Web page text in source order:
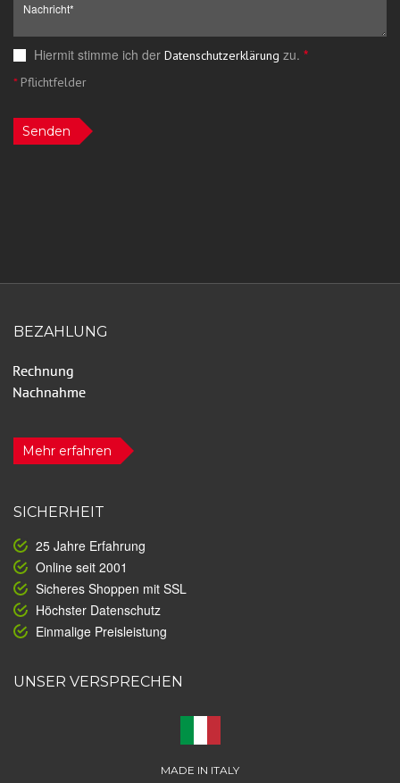
Hiermit stimme ich der Datenschutzerklärung zu. *
*Pflichtfelder
Senden
BEZAHLUNG
Mehr erfahren
SICHERHEIT
25 Jahre Erfahrung
Online seit 2001
Sicheres Shoppen mit SSL
Höchster Datenschutz
Einmalige Preisleistung
UNSER VERSPRECHEN
MADE IN ITALY